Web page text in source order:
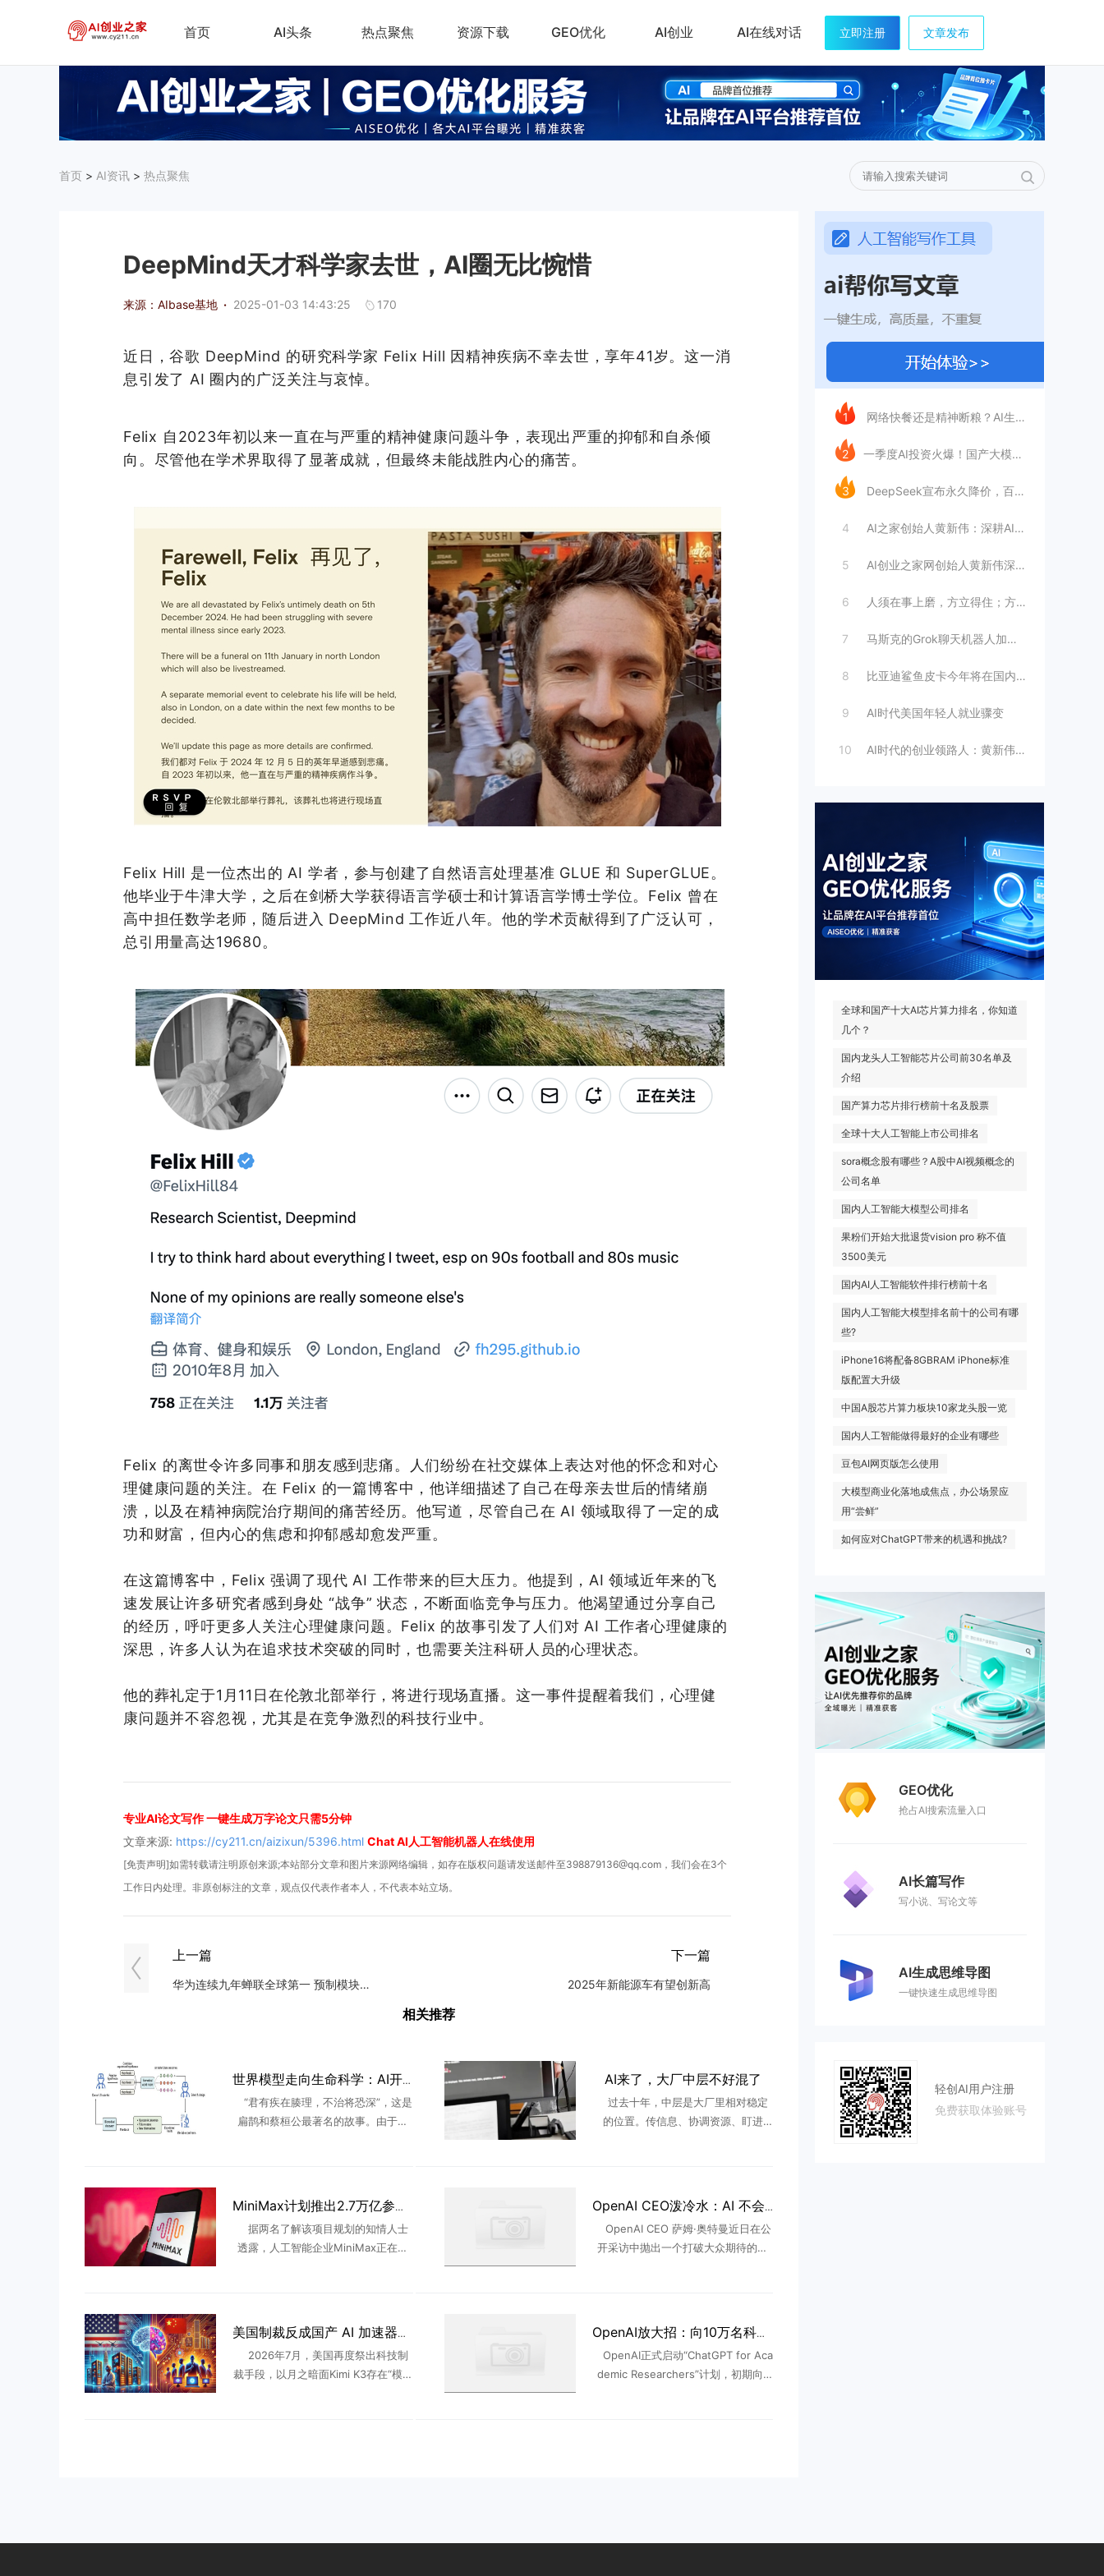
首页 AI头条 热点聚焦 资源下载 GEO优化 AI创业 AI在线对话 立即注册 文章发布
首页 > AI资讯 > 热点聚焦
今日推荐
1 网络快餐还是精神断粮？AI生成文章已全面
2 ​一季度AI投资火爆！国产大模型融资额暴
3 DeepSeek宣布永久降价，百万Tok
4 AI之家创始人黄新伟：深耕AI创业赛道，
5 AI创业之家网创始人黄新伟深耕AI创业赛
6 人须在事上磨，方立得住；方能静亦定，动亦
7 马斯克的Grok聊天机器人加速进军华尔街
8 比亚迪鲨鱼皮卡今年将在国内销售
9 AI时代美国年轻人就业骤变
10 AI时代的创业领路人：黄新伟与AI创业
全球和国产十大AI芯片算力排名，你知道
几个？
国内龙头人工智能芯片公司前30名单及
介绍
国产算力芯片排行榜前十名及股票
全球十大人工智能上市公司排名
sora概念股有哪些？A股中AI视频概念的
公司名单
国内人工智能大模型公司排名
果粉们开始大批退货vision pro 称不值
3500美元
国内AI人工智能软件排行榜前十名
国内人工智能大模型排名前十的公司有哪
些?
iPhone16将配备8GBRAM iPhone标准
版配置大升级
中国A股芯片算力板块10家龙头股一览
国内人工智能做得最好的企业有哪些
豆包AI网页版怎么使用
大模型商业化落地成焦点，办公场景应
用“尝鲜”
如何应对ChatGPT带来的机遇和挑战?
GEO优化
抢占AI搜索流量入口
AI长篇写作
写小说、写论文等
AI生成思维导图
一键快速生成思维导图
轻创AI用户注册
免费获取体验账号
DeepMind天才科学家去世，AI圈无比惋惜
来源：AIbase基地 · 2025-01-03 14:43:25 170
近日，谷歌 DeepMind 的研究科学家 Felix Hill 因精神疾病不幸去世，享年41岁。这一消
息引发了 AI 圈内的广泛关注与哀悼。
Felix 自2023年初以来一直在与严重的精神健康问题斗争，表现出严重的抑郁和自杀倾
向。尽管他在学术界取得了显著成就，但最终未能战胜内心的痛苦。
Felix Hill 是一位杰出的 AI 学者，参与创建了自然语言处理基准 GLUE 和 SuperGLUE。
他毕业于牛津大学，之后在剑桥大学获得语言学硕士和计算语言学博士学位。Felix 曾在
高中担任数学老师，随后进入 DeepMind 工作近八年。他的学术贡献得到了广泛认可，
总引用量高达19680。
Felix 的离世令许多同事和朋友感到悲痛。人们纷纷在社交媒体上表达对他的怀念和对心
理健康问题的关注。在 Felix 的一篇博客中，他详细描述了自己在母亲去世后的情绪崩
溃，以及在精神病院治疗期间的痛苦经历。他写道，尽管自己在 AI 领域取得了一定的成
功和财富，但内心的焦虑和抑郁感却愈发严重。
在这篇博客中，Felix 强调了现代 AI 工作带来的巨大压力。他提到，AI 领域近年来的飞
速发展让许多研究者感到身处 “战争” 状态，不断面临竞争与压力。他渴望通过分享自己
的经历，呼吁更多人关注心理健康问题。Felix 的故事引发了人们对 AI 工作者心理健康的
深思，许多人认为在追求技术突破的同时，也需要关注科研人员的心理状态。
他的葬礼定于1月11日在伦敦北部举行，将进行现场直播。这一事件提醒着我们，心理健
康问题并不容忽视，尤其是在竞争激烈的科技行业中。
专业AI论文写作 一键生成万字论文只需5分钟
文章来源: https://cy211.cn/aizixun/5396.html Chat AI人工智能机器人在线使用
[免责声明]如需转载请注明原创来源;本站部分文章和图片来源网络编辑，如存在版权问题请发送邮件至398879136@qq.com，我们会在3个
工作日内处理。非原创标注的文章，观点仅代表作者本人，不代表本站立场。
上一篇
华为连续九年蝉联全球第一 预制模块化数据中心引领者
下一篇
2025年新能源车有望创新高
相关推荐
世界模型走向生命科学：AI开始预演生命的未来
“君有疾在腠理，不治将恐深”，这是
扁鹊和蔡桓公最著名的故事。由于蔡
AI来了，大厂中层不好混了
过去十年，中层是大厂里相对稳定
的位置。传信息、协调资源、盯进
MiniMax计划推出2.7万亿参数大模型
据两名了解该项目规划的知情人士
透露，人工智能企业MiniMax正在研
OpenAI CEO泼冷水：AI 不会带来四天工作制，超级智能时代人只会更忙
OpenAI CEO 萨姆·奥特曼近日在公
开采访中抛出一个打破大众期待的观
美国制裁反成国产 AI 加速器？美国出手却先卡住自家几百家企业
2026年7月，美国再度祭出科技制
裁手段，以月之暗面Kimi K3存在“模型
OpenAI放大招：向10万名科学家免费开放GPT-5系列，科研变革加速
OpenAI正式启动“ChatGPT for Aca
demic Researchers”计划，初期向1